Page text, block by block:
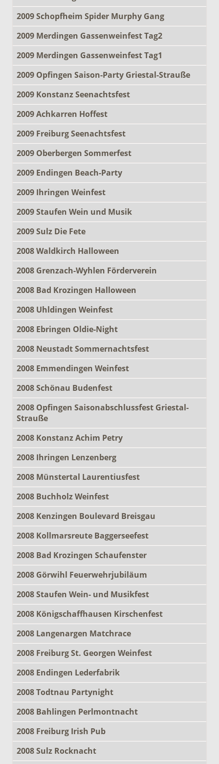
2009 Schopfheim Spider Murphy Gang
2009 Merdingen Gassenweinfest Tag2
2009 Merdingen Gassenweinfest Tag1
2009 Opfingen Saison-Party Griestal-Strauße
2009 Konstanz Seenachtsfest
2009 Achkarren Hoffest
2009 Freiburg Seenachtsfest
2009 Oberbergen Sommerfest
2009 Endingen Beach-Party
2009 Ihringen Weinfest
2009 Staufen Wein und Musik
2009 Sulz Die Fete
2008 Waldkirch Halloween
2008 Grenzach-Wyhlen Förderverein
2008 Bad Krozingen Halloween
2008 Uhldingen Weinfest
2008 Ebringen Oldie-Night
2008 Neustadt Sommernachtsfest
2008 Emmendingen Weinfest
2008 Schönau Budenfest
2008 Opfingen Saisonabschlussfest Griestal-
Strauße
2008 Konstanz Achim Petry
2008 Ihringen Lenzenberg
2008 Münstertal Laurentiusfest
2008 Buchholz Weinfest
2008 Kenzingen Boulevard Breisgau
2008 Kollmarsreute Baggerseefest
2008 Bad Krozingen Schaufenster
2008 Görwihl Feuerwehrjubiläum
2008 Staufen Wein- und Musikfest
2008 Königschaffhausen Kirschenfest
2008 Langenargen Matchrace
2008 Freiburg St. Georgen Weinfest
2008 Endingen Lederfabrik
2008 Todtnau Partynight
2008 Bahlingen Perlmontnacht
2008 Freiburg Irish Pub
2008 Sulz Rocknacht